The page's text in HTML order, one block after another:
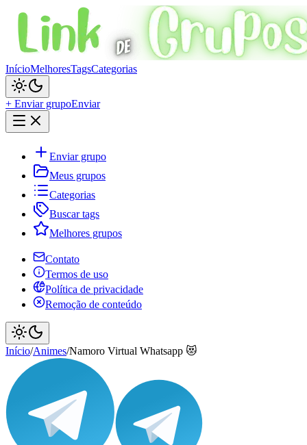
InícioMelhoresTagsCategorias
+ Enviar grupoEnviar
Enviar grupo
Meus grupos
Categorias
Buscar tags
Melhores grupos
Contato
Termos de uso
Política de privacidade
Remoção de conteúdo
Início/Animes/Namoro Virtual Whatsapp 😻